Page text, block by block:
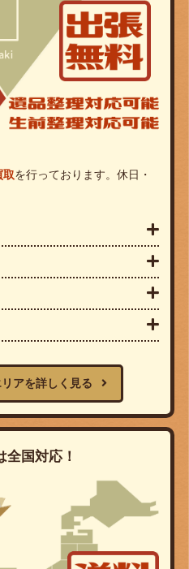
取を行っております。休日・
アを詳しく見る
全国対応！